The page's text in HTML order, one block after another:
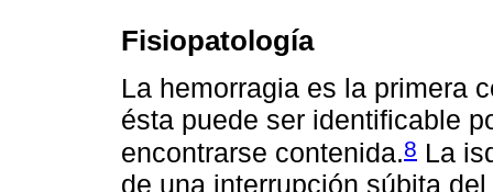
Fisiopatología
La hemorragia es la primera
ésta puede ser identificable
encontrarse contenida.8 La
de una interrupción súbita